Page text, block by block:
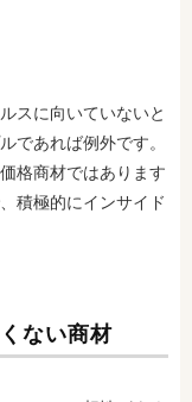
スに向いていないと
であれば例外です。
格商材ではあります
積極的にインサイド
ない商材